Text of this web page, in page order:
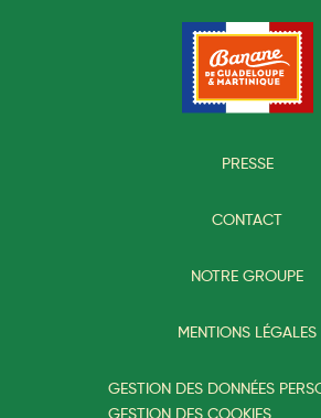
PRESSE
CONTACT
NOTRE GROUPE
MENTIONS LÉGALES
GESTION DES DONNÉES
GESTION DES COOKIES